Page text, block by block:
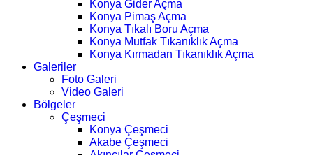
Konya Gider Açma
Konya Pimaş Açma
Konya Tıkalı Boru Açma
Konya Mutfak Tıkanıklık Açma
Konya Kırmadan Tıkanıklık Açma
Galeriler
Foto Galeri
Video Galeri
Bölgeler
Çeşmeci
Konya Çeşmeci
Akabe Çeşmeci